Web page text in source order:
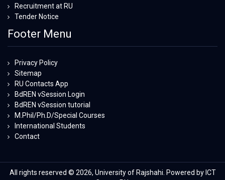
Recruitment at RU
Tender Notice
Footer Menu
Privacy Policy
Sitemap
RU Contacts App
BdREN vSession Login
BdREN vSession tutorial
M.Phil/Ph.D/Special Courses
International Students
Contact
All rights reserved © 2026, University of Rajshahi. Powered by ICT